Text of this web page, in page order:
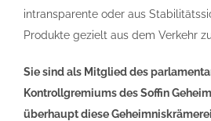
intransparente oder aus
Produkte gezielt aus dem Verkehr
Sie sind als Mitglied des
Kontrollgremiums des Soffin
überhaupt diese